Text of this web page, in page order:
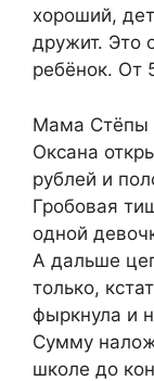
хороший,
дружит. Это
ребёнок. От
Мама Стёпы
Оксана
рублей и
Гробовая
одной
А дальше
только,
фыркнула и
Сумму
школе до